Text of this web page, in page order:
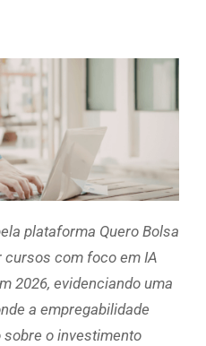
plataforma Quero Bolsa
cursos com foco em IA
2026, evidenciando uma
a empregabilidade
o investimento